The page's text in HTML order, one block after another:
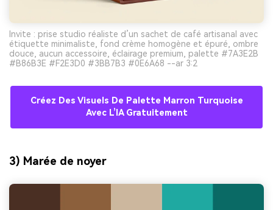
Invite : prise studio réaliste d’un sachet de café artisanal avec
étiquette minimaliste, fond crème homogène et épuré, ombre
douce, aucun accessoire, éclairage premium, palette #7A3E2B
#B86B3E #F2E3D0 #3BB7B3 #0E6A68 --ar 3:2
Créez Des Visuels De Palette Marron Turquoise
Avec L’IA Gratuitement
3) Marée de noyer